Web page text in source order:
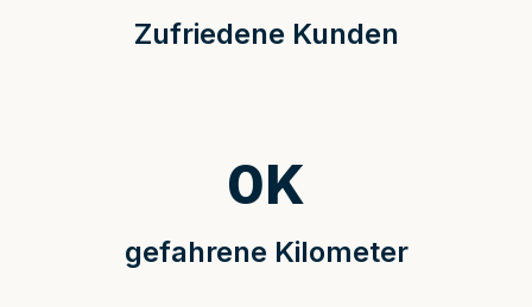
Zufriedene Kunden
gefahrene Kilometer
0K